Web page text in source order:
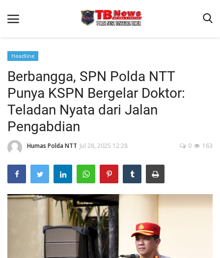
Beranda
Binkam
Terms & Conditions
Reskrim
Lantas
Polisi Kita
Mitra Polisi
Giat Ops
Link Polda NTT
Headline
Berbangga, SPN Polda NTT
Punya KSPN Bergelar Doktor:
Teladan Nyata dari Jalan
Pengabdian
Humas Polda NTT Jul 28, 2025 12:28 163
0